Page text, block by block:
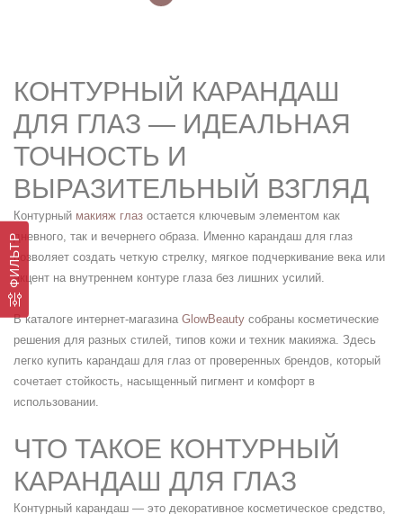
ФИЛЬТР
КОНТУРНЫЙ КАРАНДАШ
ДЛЯ ГЛАЗ — ИДЕАЛЬНАЯ
ТОЧНОСТЬ И
ВЫРАЗИТЕЛЬНЫЙ ВЗГЛЯД
Контурный макияж глаз остается ключевым элементом как
дневного, так и вечернего образа. Именно карандаш для глаз
позволяет создать четкую стрелку, мягкое подчеркивание века или
акцент на внутреннем контуре глаза без лишних усилий.
В каталоге интернет-магазина GlowBeauty собраны косметические
решения для разных стилей, типов кожи и техник макияжа. Здесь
легко купить карандаш для глаз от проверенных брендов, который
сочетает стойкость, насыщенный пигмент и комфорт в
использовании.
ЧТО ТАКОЕ КОНТУРНЫЙ
КАРАНДАШ ДЛЯ ГЛАЗ
Контурный карандаш — это декоративное косметическое средство,